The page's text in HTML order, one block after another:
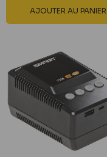
AJOUTER AU PANIER